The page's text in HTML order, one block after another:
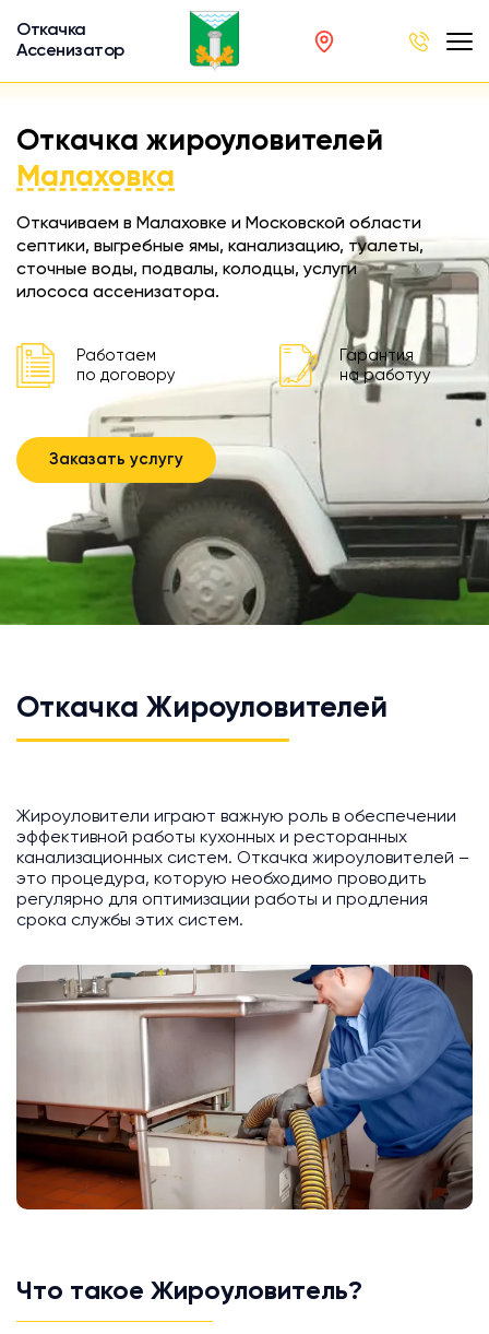
Откачка
Ассенизатор
Откачка жироуловителей
Малаховка
Откачиваем в Малаховке и Московской области
септики, выгребные ямы, канализацию, туалеты,
сточные воды, подвалы, колодцы, услуги
илососа ассенизатора.
Работаем
по договору
Гарантия
на работуу
Заказать услугу
Откачка Жироуловителей
Жироуловители играют важную роль в обеспечении
эффективной работы кухонных и ресторанных
канализационных систем. Откачка жироуловителей –
это процедура, которую необходимо проводить
регулярно для оптимизации работы и продления
срока службы этих систем.
Что такое Жироуловитель?